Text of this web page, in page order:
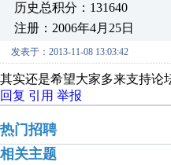
历史总积分：131640
注册：2006年4月25日
发表于：2013-11-08 13:03:42
其实还是希望大家多来支持论
回复 引用 举报
热门招聘
相关主题